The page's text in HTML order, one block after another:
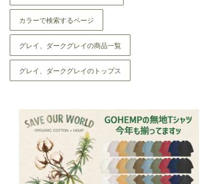
カラーで検索するページ
グレイ、ダークグレイの商品一覧
グレイ、ダークグレイのトップス